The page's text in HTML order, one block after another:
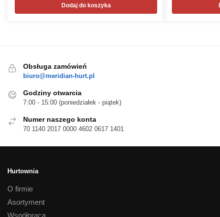
Dodaj do koszyka
Obsługa zamówień
biuro@meridian-hurt.pl
Godziny otwarcia
7:00 - 15:00 (poniedziałek - piątek)
Numer naszego konta
70 1140 2017 0000 4602 0617 1401
Hurtownia
O firmie
Asortyment